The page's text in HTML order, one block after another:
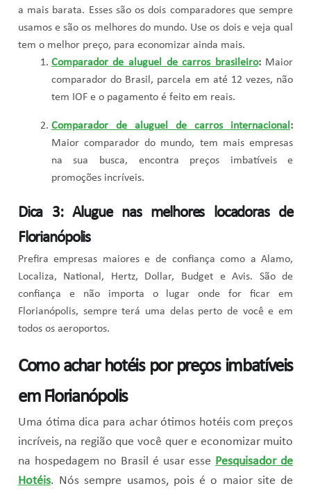
a mais barata. Esses são os dois comparadores que sempre
usamos e são os melhores do mundo. Use os dois e veja qual
tem o melhor preço, para economizar ainda mais.
Comparador de aluguel de carros brasileiro:Maior
comparador do Brasil, parcela em até 12 vezes, não
tem IOF e o pagamento é feito em reais.
Comparador de aluguel de carros internacional :
Maior comparador do mundo, tem mais empresas
na sua busca, encontra preços imbatíveis e
promoções incríveis.
Dica 3: Alugue nas melhores locadoras de
Florianópolis
Prefira empresas maiores e de confiança como a Alamo,
Localiza, National, Hertz, Dollar, Budget e Avis. São de
confiança e não importa o lugar onde for ficar em
Florianópolis, sempre terá uma delas perto de você e em
todos os aeroportos.
Como achar hotéis por preços imbatíveis
em Florianópolis
Uma ótima dica para achar ótimos hotéis com preços
incríveis, na região que você quer e economizar muito
na hospedagem no Brasil é usar esse Pesquisador de
Hotéis. Nós sempre usamos, pois é o maior site de